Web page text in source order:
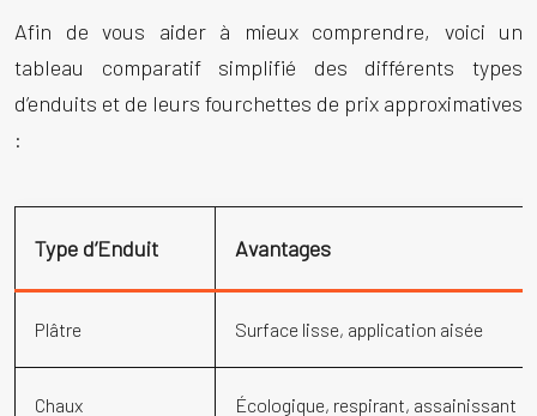
Afin de vous aider à mieux comprendre, voici un
tableau comparatif simplifié des différents types
d’enduits et de leurs fourchettes de prix approximatives
:
Type d’Enduit Avantages
Plâtre Surface lisse, application aisée
Chaux Écologique, respirant, assainissant